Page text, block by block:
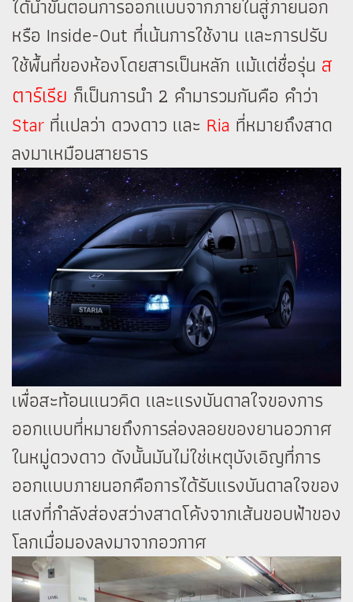
ได้นำขั้นตอนการออกแบบจากภายในสู่ภายนอก
หรือ Inside-Out ที่เน้นการใช้งาน และการปรับ
ใช้พื้นที่ของห้องโดยสารเป็นหลัก แม้แต่ชื่อรุ่น ส
ตาร์เรีย ก็เป็นการนำ 2 คำมารวมกันคือ คำว่า
Star ที่แปลว่า ดวงดาว และ Ria ที่หมายถึงสาด
ลงมาเหมือนสายธาร
เพื่อสะท้อนแนวคิด และแรงบันดาลใจของการ
ออกแบบที่หมายถึงการล่องลอยของยานอวกาศ
ในหมู่ดวงดาว ดังนั้นมันไม่ใช่เหตุบังเอิญที่การ
ออกแบบภายนอกคือการได้รับแรงบันดาลใจของ
แสงที่กำลังส่องสว่างสาดโค้งจากเส้นขอบฟ้าของ
โลกเมื่อมองลงมาจากอวกาศ